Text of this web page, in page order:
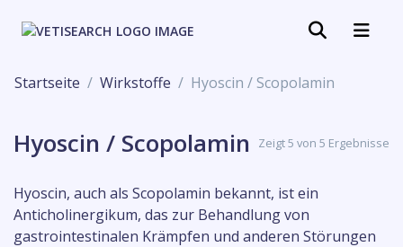
Startseite Wirkstoffe Hyoscin / Scopolamin
Hyoscin / Scopolamin Zeigt 5 von 5 Ergebnisse
Hyoscin, auch als Scopolamin bekannt, ist ein
Anticholinergikum, das zur Behandlung von
gastrointestinalen Krämpfen und anderen Störungen